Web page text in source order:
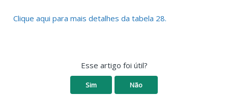
Clique aqui para mais detalhes da tabela 28.
Esse artigo foi útil?
Sim Não